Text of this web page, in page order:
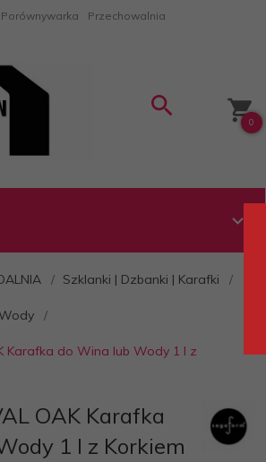
Porównywarka Przechowalnia
0
Szklanki | Dzbanki | Karafki
Karafka do Wina lub Wody 1 l z
OAK Karafka
1 l z Korkiem